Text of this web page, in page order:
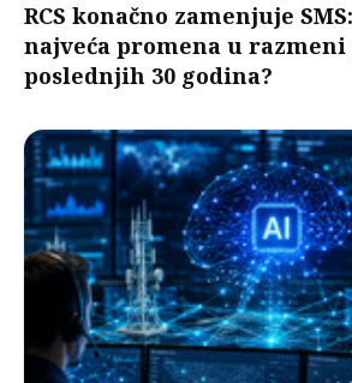
RCS konačno zamenjuje
najveća promena u
poslednjih 30 godina?